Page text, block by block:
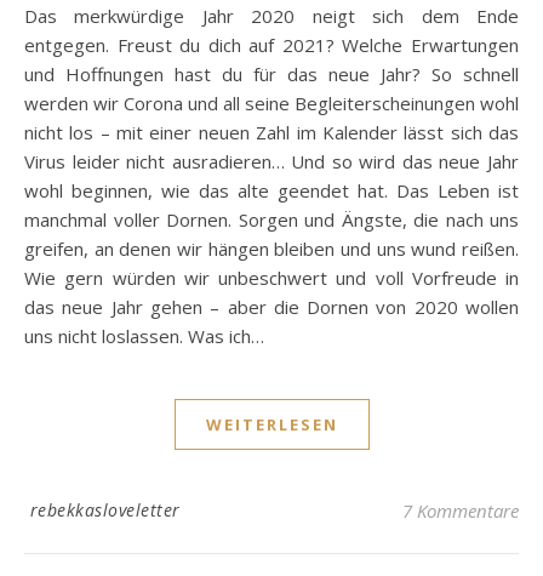
Das merkwürdige Jahr 2020 neigt sich dem Ende
entgegen. Freust du dich auf 2021? Welche Erwartungen
und Hoffnungen hast du für das neue Jahr? So schnell
werden wir Corona und all seine Begleiterscheinungen wohl
nicht los – mit einer neuen Zahl im Kalender lässt sich das
Virus leider nicht ausradieren… Und so wird das neue Jahr
wohl beginnen, wie das alte geendet hat. Das Leben ist
manchmal voller Dornen. Sorgen und Ängste, die nach uns
greifen, an denen wir hängen bleiben und uns wund reißen.
Wie gern würden wir unbeschwert und voll Vorfreude in
das neue Jahr gehen – aber die Dornen von 2020 wollen
uns nicht loslassen. Was ich…
WEITERLESEN
rebekkasloveletter 7 Kommentare